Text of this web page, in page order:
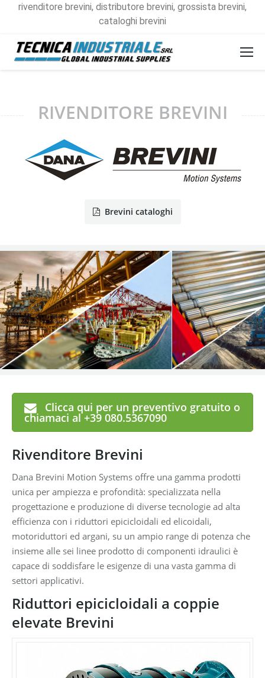
rivenditore brevini, distributore brevini, grossista brevini,
cataloghi brevini
RIVENDITORE BREVINI
Brevini cataloghi
Clicca qui per un preventivo gratuito o
chiamaci al +39 080.5367090
Rivenditore Brevini
Dana Brevini Motion Systems offre una gamma prodotti
unica per ampiezza e profondità: specializzata nella
progettazione e produzione di diverse tecnologie ad alta
efficienza con i riduttori epicicloidali ed elicoidali,
motoriduttori ed argani, su un ampio range di potenza che
insieme alle sei linee prodotto di componenti idraulici è
capace di soddisfare le esigenze di una vasta gamma di
settori applicativi.
Riduttori epicicloidali a coppie
elevate Brevini